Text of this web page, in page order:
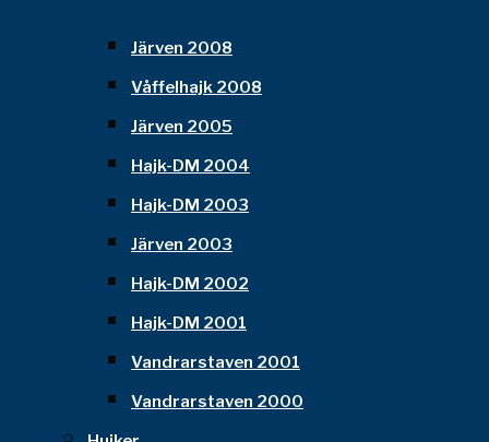
Järven 2008
Våffelhajk 2008
Järven 2005
Hajk-DM 2004
Hajk-DM 2003
Järven 2003
Hajk-DM 2002
Hajk-DM 2001
Vandrarstaven 2001
Vandrarstaven 2000